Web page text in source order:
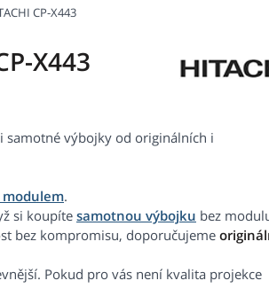
CP-X443
X443
samotné výbojky od originálních i
modulem.
si koupíte samotnou výbojku bez
bez kompromisu, doporučujeme
Pokud pro vás není kvalita projekce